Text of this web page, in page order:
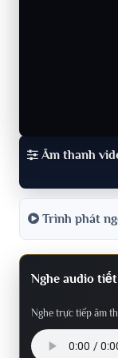
Âm thanh
Trình phát
Nghe audio
Nghe trực tiếp âm